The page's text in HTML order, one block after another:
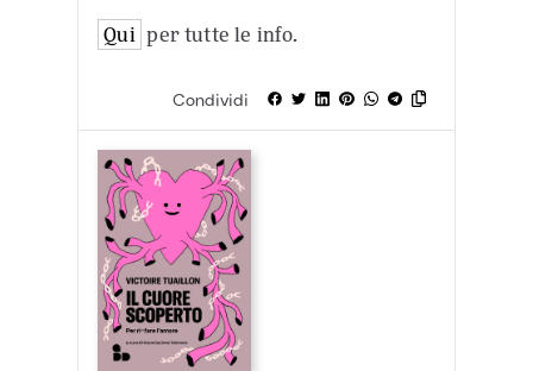
Qui per tutte le info.
Condividi